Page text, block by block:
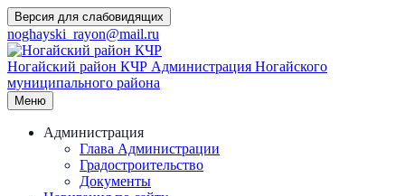
Перейти
к
содержимому
Версия для слабовидящих
noghayski_rayon@mail.ru
Ногайский район КЧР Администрация Ногайского
муниципального района
Меню
Администрация
Глава Администрации
Градостроительство
Документы